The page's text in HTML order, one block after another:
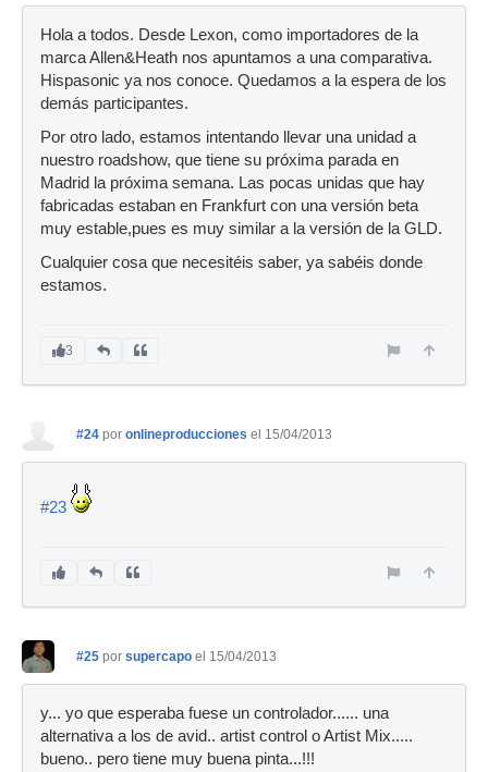
Hola a todos. Desde Lexon, como importadores de la
marca Allen&Heath nos apuntamos a una comparativa.
Hispasonic ya nos conoce. Quedamos a la espera de los
demás participantes.
Por otro lado, estamos intentando llevar una unidad a
nuestro roadshow, que tiene su próxima parada en
Madrid la próxima semana. Las pocas unidas que hay
fabricadas estaban en Frankfurt con una versión beta
muy estable,pues es muy similar a la versión de la GLD.
Cualquier cosa que necesitéis saber, ya sabéis donde
estamos.
3
#24 por onlineproducciones el 15/04/2013
#23
#25 por supercapo el 15/04/2013
y... yo que esperaba fuese un controlador...... una
alternativa a los de avid.. artist control o Artist Mix.....
bueno.. pero tiene muy buena pinta...!!!